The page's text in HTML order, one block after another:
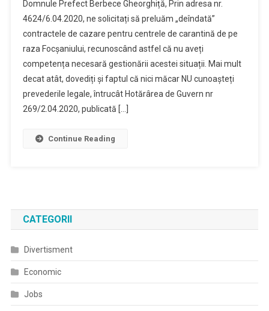
Domnule Prefect Berbece Gheorghiță, Prin adresa nr.
4624/6.04.2020, ne solicitați să preluăm „deîndată”
contractele de cazare pentru centrele de carantină de pe
raza Focșaniului, recunoscând astfel că nu aveți
competența necesară gestionării acestei situații. Mai mult
decat atât, dovediți și faptul că nici măcar NU cunoașteți
prevederile legale, întrucât Hotărârea de Guvern nr
269/2.04.2020, publicată […]
Continue Reading
CATEGORII
Divertisment
Economic
Jobs